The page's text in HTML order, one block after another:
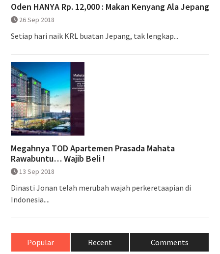
Oden HANYA Rp. 12,000 : Makan Kenyang Ala Jepang
26 Sep 2018
Setiap hari naik KRL buatan Jepang, tak lengkap...
Megahnya TOD Apartemen Prasada Mahata
Rawabuntu… Wajib Beli !
13 Sep 2018
Dinasti Jonan telah merubah wajah perkeretaapian di
Indonesia....
Popular Recent Comments